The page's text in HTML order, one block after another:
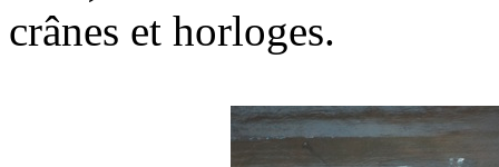
crânes et horloges.